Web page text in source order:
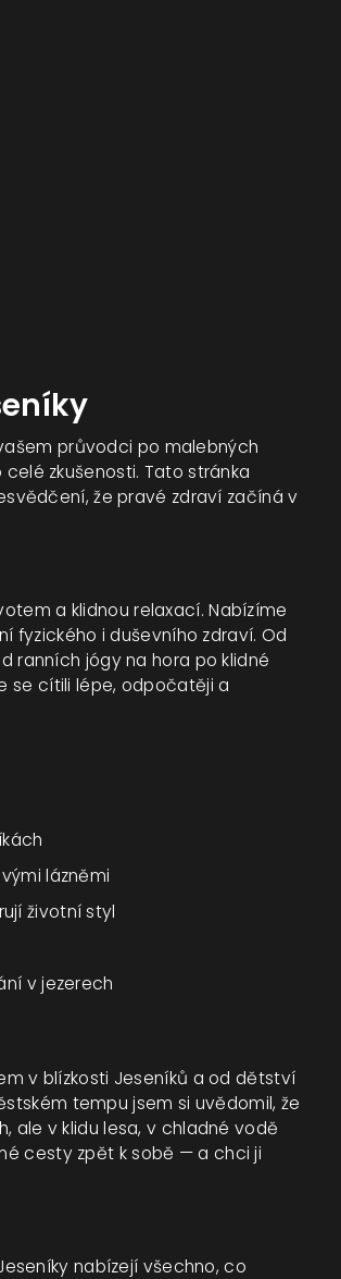
průvodci po malebných
zkušenosti. Tato stránka
že pravé zdraví začíná v
a klidnou relaxací. Nabízíme
fyzického i duševního zdraví. Od
ranních jógy na hora po klidné
se cítili lépe, odpočatěji a
lázněmi
životní styl
v jezerech
v blízkosti Jeseníků a od dětství
tempu jsem si uvědomil, že
ale v klidu lesa, v chladné vodě
cesty zpět k sobě — a chci ji
nabízejí všechno, co